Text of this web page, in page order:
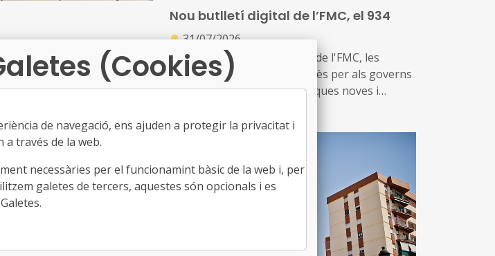
ha lliurat aquest
a 20 municipis de
a la dels 12
del punt de
especial. D’aquesta
ha apostat en la seva
de l’Albiol, l’Arbolí,
el Lloar, Marçà, el
desenvolupament i la gestió de les polítiques
educatives locals
Nou butlletí digital de l’FMC, el 934
●31/07/2026
Les notícies sobre l'activitat de l'FMC, les
recents informacions d'interès per als governs
locals, les disposicions jurídiques noves i
exemplar, el 934. També inclou les notícies
(Cookies)
de navegació, ens ajuden a protegir la privacitat i
través de la web.
necessàries per el funcionamint bàsic de la web i, per
galetes de tercers, aquestes són opcionals i es